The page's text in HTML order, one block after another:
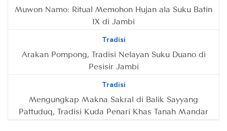
Muwon Namo: Ritual Memohon Hujan ala Suku Batin
IX di Jambi
Tradisi
Arakan Pompong, Tradisi Nelayan Suku Duano di
Pesisir Jambi
Tradisi
Mengungkap Makna Sakral di Balik Sayyang
Pattuduq, Tradisi Kuda Penari Khas Tanah Mandar